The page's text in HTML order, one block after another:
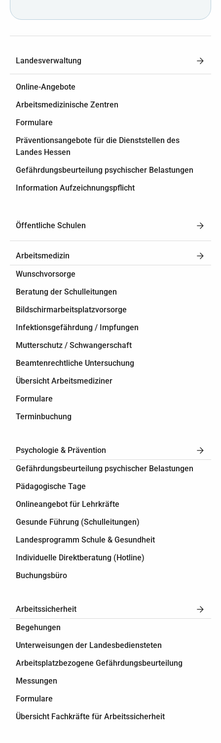
Landesverwaltung
Online-Angebote
Arbeitsmedizinische Zentren
Formulare
Präventionsangebote für die Dienststellen des
Landes Hessen
Gefährdungsbeurteilung psychischer Belastungen
Information Aufzeichnungspflicht
Öffentliche Schulen
Arbeitsmedizin
Wunschvorsorge
Beratung der Schulleitungen
Bildschirmarbeitsplatzvorsorge
Infektionsgefährdung / Impfungen
Mutterschutz / Schwangerschaft
Beamtenrechtliche Untersuchung
Übersicht Arbeitsmediziner
Formulare
Terminbuchung
Psychologie & Prävention
Gefährdungsbeurteilung psychischer Belastungen
Pädagogische Tage
Onlineangebot für Lehrkräfte
Gesunde Führung (Schulleitungen)
Landesprogramm Schule & Gesundheit
Individuelle Direktberatung (Hotline)
Buchungsbüro
Arbeitssicherheit
Begehungen
Unterweisungen der Landesbediensteten
Arbeitsplatzbezogene Gefährdungsbeurteilung
Messungen
Formulare
Übersicht Fachkräfte für Arbeitssicherheit